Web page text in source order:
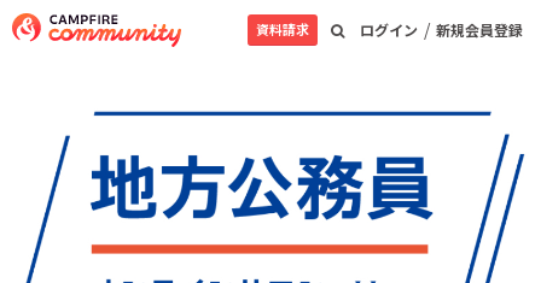
ログイン / 新規会員登録
資料請求